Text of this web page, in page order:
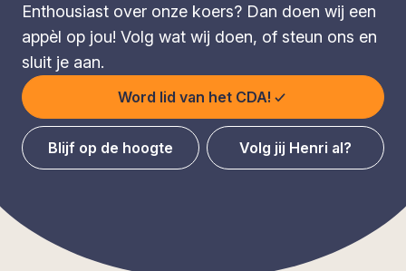
Enthousiast over onze koers? Dan doen wij een
appèl op jou! Volg wat wij doen, of steun ons en
sluit je aan.
Word lid van het CDA!
Blijf op de hoogte Volg jij Henri al?